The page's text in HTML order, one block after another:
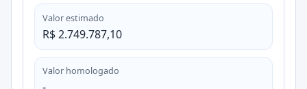
Valor estimado
R$ 2.749.787,10
Valor homologado